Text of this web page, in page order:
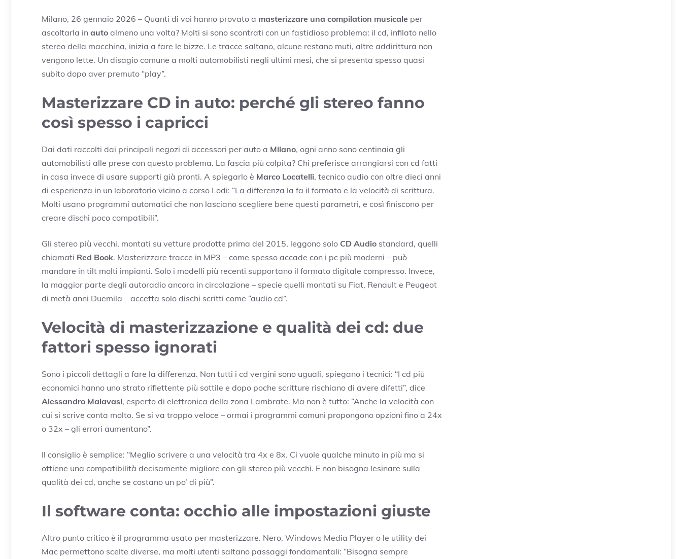
Milano, 26 gennaio 2026 – Quanti di voi hanno provato a masterizzare una compilation musicale per
ascoltarla in auto almeno una volta? Molti si sono scontrati con un fastidioso problema: il cd, infilato nello
stereo della macchina, inizia a fare le bizze. Le tracce saltano, alcune restano muti, altre addirittura non
vengono lette. Un disagio comune a molti automobilisti negli ultimi mesi, che si presenta spesso quasi
subito dopo aver premuto “play”.
Masterizzare CD in auto: perché gli stereo fanno
così spesso i capricci
Dai dati raccolti dai principali negozi di accessori per auto a Milano, ogni anno sono centinaia gli
automobilisti alle prese con questo problema. La fascia più colpita? Chi preferisce arrangiarsi con cd fatti
in casa invece di usare supporti già pronti. A spiegarlo è Marco Locatelli, tecnico audio con oltre dieci anni
di esperienza in un laboratorio vicino a corso Lodi: “La differenza la fa il formato e la velocità di scrittura.
Molti usano programmi automatici che non lasciano scegliere bene questi parametri, e così finiscono per
creare dischi poco compatibili”.
Gli stereo più vecchi, montati su vetture prodotte prima del 2015, leggono solo CD Audio standard, quelli
chiamati Red Book. Masterizzare tracce in MP3 – come spesso accade con i pc più moderni – può
mandare in tilt molti impianti. Solo i modelli più recenti supportano il formato digitale compresso. Invece,
la maggior parte degli autoradio ancora in circolazione – specie quelli montati su Fiat, Renault e Peugeot
di metà anni Duemila – accetta solo dischi scritti come “audio cd”.
Velocità di masterizzazione e qualità dei cd: due
fattori spesso ignorati
Sono i piccoli dettagli a fare la differenza. Non tutti i cd vergini sono uguali, spiegano i tecnici: “I cd più
economici hanno uno strato riflettente più sottile e dopo poche scritture rischiano di avere difetti”, dice
Alessandro Malavasi, esperto di elettronica della zona Lambrate. Ma non è tutto: “Anche la velocità con
cui si scrive conta molto. Se si va troppo veloce – ormai i programmi comuni propongono opzioni fino a 24x
o 32x – gli errori aumentano”.
Il consiglio è semplice: “Meglio scrivere a una velocità tra 4x e 8x. Ci vuole qualche minuto in più ma si
ottiene una compatibilità decisamente migliore con gli stereo più vecchi. E non bisogna lesinare sulla
qualità dei cd, anche se costano un po’ di più”.
Il software conta: occhio alle impostazioni giuste
Altro punto critico è il programma usato per masterizzare. Nero, Windows Media Player o le utility dei
Mac permettono scelte diverse, ma molti utenti saltano passaggi fondamentali: “Bisogna sempre